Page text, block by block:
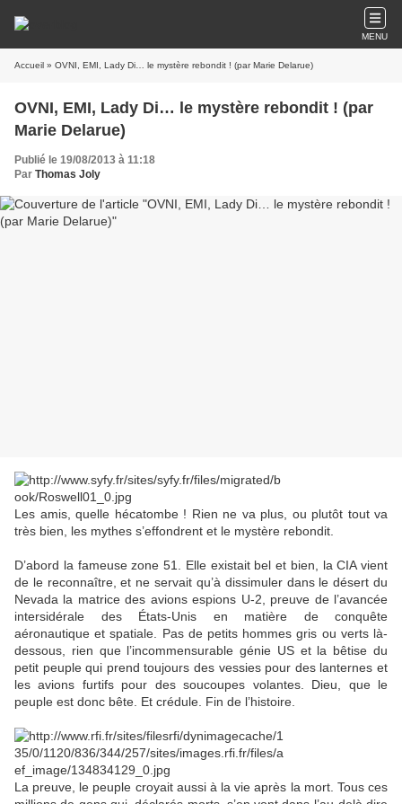
MENU
Accueil » OVNI, EMI, Lady Di… le mystère rebondit ! (par Marie Delarue)
OVNI, EMI, Lady Di… le mystère rebondit ! (par
Marie Delarue)
Publié le 19/08/2013 à 11:18
Par Thomas Joly
Les amis, quelle hécatombe ! Rien ne va plus, ou plutôt tout va
très bien, les mythes s’effondrent et le mystère rebondit.
D’abord la fameuse zone 51. Elle existait bel et bien, la CIA vient
de le reconnaître, et ne servait qu’à dissimuler dans le désert du
Nevada la matrice des avions espions U-2, preuve de l’avancée
intersidérale des États-Unis en matière de conquête
aéronautique et spatiale. Pas de petits hommes gris ou verts là-
dessous, rien que l’incommensurable génie US et la bêtise du
petit peuple qui prend toujours des vessies pour des lanternes et
les avions furtifs pour des soucoupes volantes. Dieu, que le
peuple est donc bête. Et crédule. Fin de l’histoire.
La preuve, le peuple croyait aussi à la vie après la mort. Tous ces